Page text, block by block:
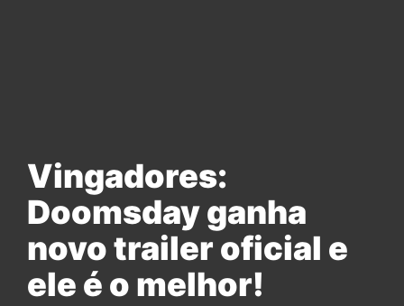
Vingadores:
Doomsday ganha
novo trailer oficial e
ele é o melhor!